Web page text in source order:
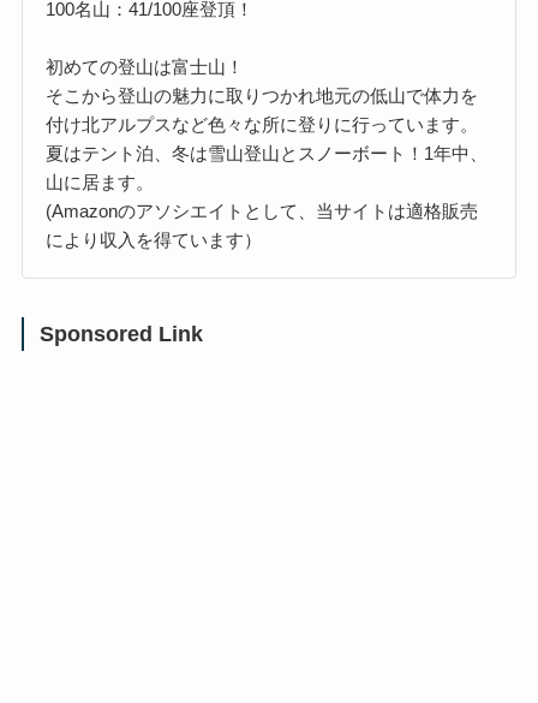
100名山：41/100座登頂！
初めての登山は富士山！
そこから登山の魅力に取りつかれ地元の低山で体力を
付け北アルプスなど色々な所に登りに行っています。
夏はテント泊、冬は雪山登山とスノーボート！1年中、
山に居ます。
(Amazonのアソシエイトとして、当サイトは適格販売
により収入を得ています）
Sponsored Link